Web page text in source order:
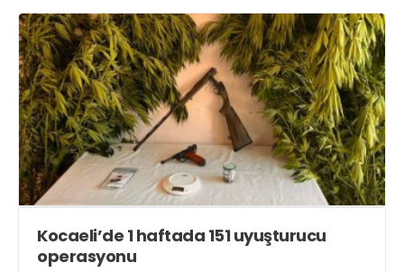
Kocaeli’de 1 haftada 151 uyuşturucu
operasyonu